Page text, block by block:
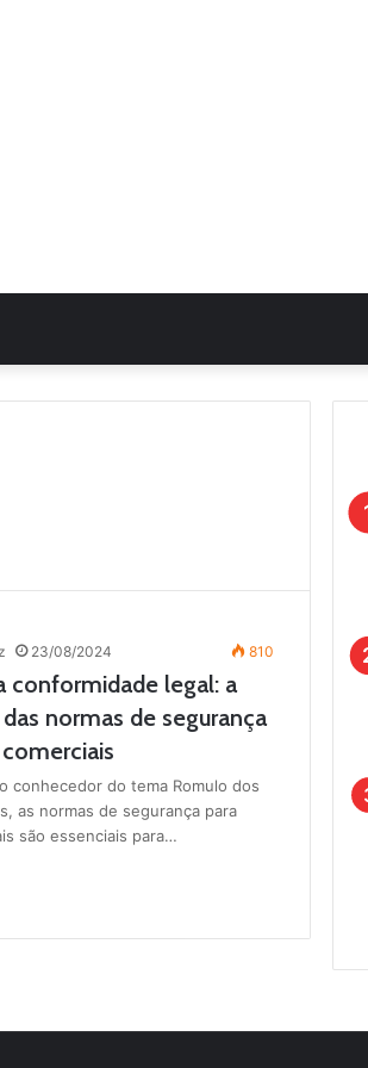
23/08/2024 810
conformidade legal: a
normas de segurança
conhecedor do tema Romulo dos
as normas de segurança para
são essenciais para…